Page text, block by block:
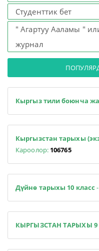
Студенттик бет
" Агартуу Ааламы "
журнал
Кыргыз тили боюнча
Кыргызстан тарыхы
Кароолор: 106765
Дүйнө тарыхы 10 класс
КЫРГЫЗСТАН ТАРЫХЫ 9